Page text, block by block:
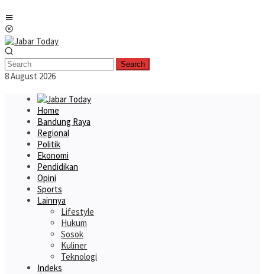
to
content
Search
8 August 2026
Home
Bandung Raya
Regional
Politik
Ekonomi
Pendidikan
Opini
Sports
Lainnya
Lifestyle
Hukum
Sosok
Kuliner
Teknologi
Indeks